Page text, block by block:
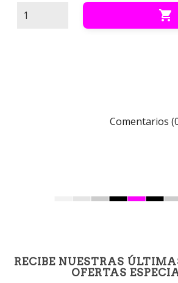

Comentarios
RECIBE NUESTRAS
OFERTAS